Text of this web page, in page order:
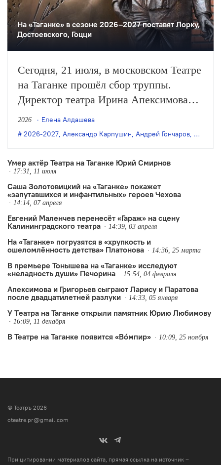
На «Таганке» в сезоне 2026–2027 поставят Лорку,
Достоевского, Гоцци
Сегодня, 21 июля, в московском Театре
на Таганке прошёл сбор труппы.
Директор театра Ирина Апексимова
рассказала о планах на 63-й сезон, в
числе которых — новая работа Андрея
основе советской и американской
киноклассики и премьера с…
2026
Елена Алдашева
2026-2027, Александр Карпушин, Андрей Гончаров, дарья
Умер актёр Театра на Таганке Юрий Смирнов
17:31, 11 июля
Саша Золотовицкий на «Таганке» покажет
«запутавшихся и инфантильных» героев Чехова
14:14, 07 апреля
Евгений Маленчев перенесёт «Гараж» на сцену
Калининградского театра
14:39, 03 апреля
На «Таганке» погрузятся в «хрупкость и
ошеломлённость детства» Платонова
14:36, 25 марта
В премьере Тонышева на «Таганке» исследуют
«неладность души» Печорина
15:54, 04 февраля
Апексимова и Григорьев сыграют Ларису и Паратова
после двадцатилетней разлуки
14:33, 05 января
У Tеатра на Таганке открыли памятник Юрию Любимову
16:09, 11 декабря
В Театре на Таганке появится «Вóмпир» 10:09, 25 ноября
© Театръ 2026
oteatre.pr@gmail.com
При цитировании материалов сайта, прямая ссылка на источник –